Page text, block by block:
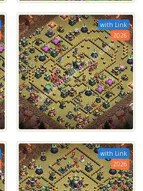
with Link
2026
with Link
2026